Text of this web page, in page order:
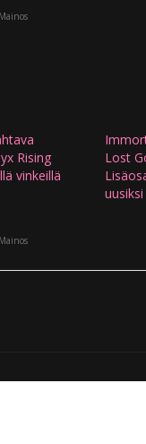
Mainos
Rising
vinkeillä
Lost
uusiksi
Mainos